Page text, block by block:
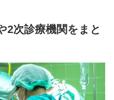
2次診療機関をまと